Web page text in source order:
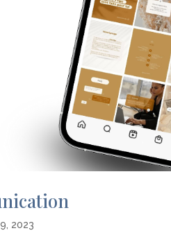
2023